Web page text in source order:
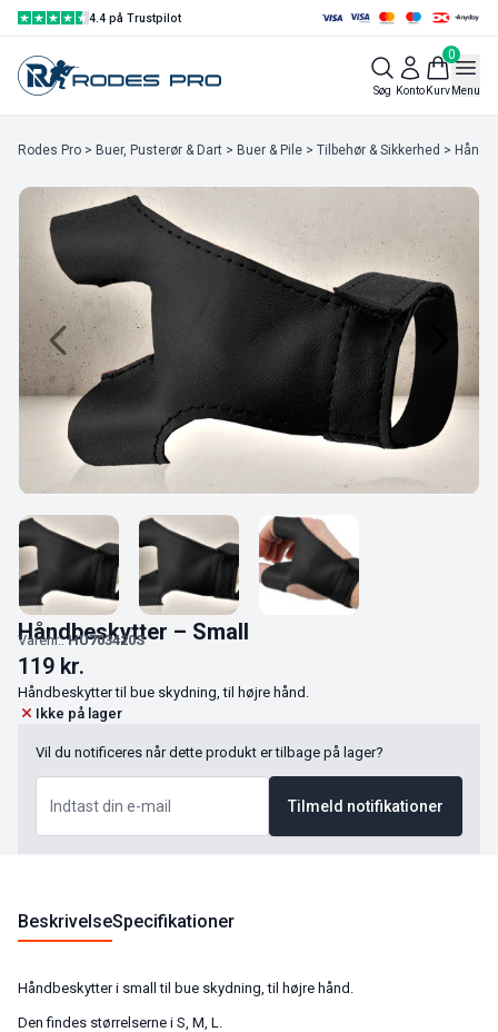
4.4 på Trustpilot
Søg Konto
0
KurvMenu
Rodes Pro > Buer, Pusterør & Dart > Buer & Pile > Tilbehør & Sikkerhed >
Håndbeskytter – Small
Varenr.:HU703420S
119 kr.
Håndbeskytter til bue skydning, til højre hånd.
Ikke på lager
Vil du notificeres når dette produkt er tilbage på lager?
Tilmeld notifikationer
BeskrivelseSpecifikationer
Håndbeskytter i small til bue skydning, til højre hånd.
Den findes størrelserne i S, M, L.